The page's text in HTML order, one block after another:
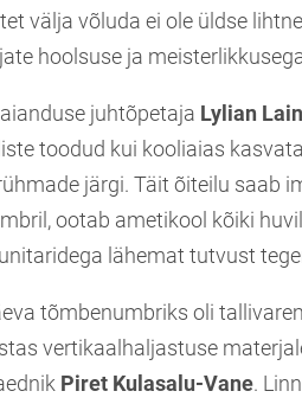
välja võluda ei ole üldse
hoolsuse ja
juhtõpetaja Lylian
toodud kui kooliaias
järgi. Täit õiteilu saab
ootab ametikool kõiki
lähemat tutvust
tõmbenumbriks oli
vertikaalhaljastuse
Piret Kulasalu-Vane.